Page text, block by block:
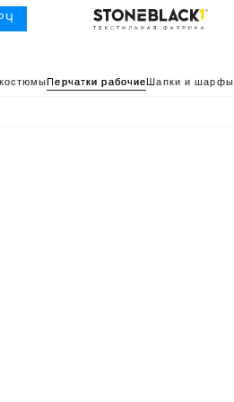
Перчатки рабочиеШапки и шарфы